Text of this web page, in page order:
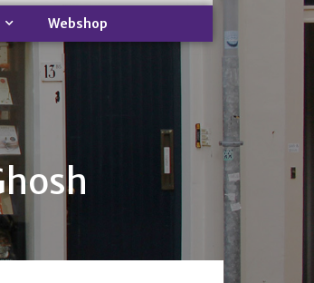
Nieuws
Summer Stories 2026
Zakelijk
Verkoop op locatie
Voor Medewerkers en Relaties
Advies en Expertise
Webshop